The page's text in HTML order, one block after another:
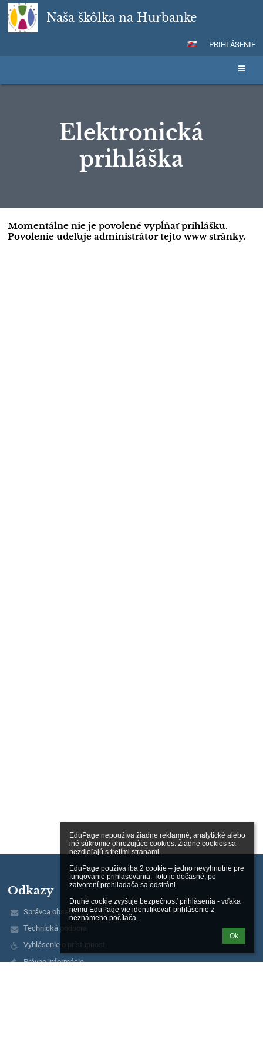
EduPage nepoužíva žiadne reklamné, analytické alebo
iné súkromie ohrozujúce cookies. Žiadne cookies sa
nezdieľajú s tretími stranami.
EduPage používa iba 2 cookie – jedno nevyhnutné pre
fungovanie prihlasovania. Toto je dočasné, po
zatvorení prehliadača sa odstráni.
Druhé cookie zvyšuje bezpečnosť prihlásenia - vďaka
nemu EduPage vie identifikovať prihlásenie z
neznámeho počítača.
Ok
Naša škôlka na Hurbanke
PRIHLÁSENIE
Elektronická
prihláška
Elektronická
prihláška
Momentálne nie je povolené vypĺňať prihlášku.
Povolenie udeľuje administrátor tejto www stránky.
Odkazy
Správca obsahu
Technická podpora
Vyhlásenie o prístupnosti
Právne informácie